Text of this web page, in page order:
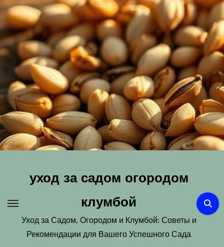
Перейти
содержимому
уход за садом огородом
клумбой
Уход за Садом, Огородом и Клумбой: Советы и
Рекомендации для Вашего Успешного Сада